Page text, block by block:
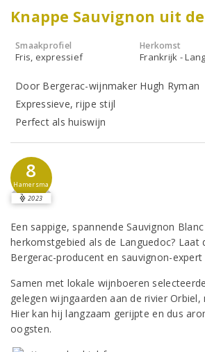
Knappe Sauvignon uit
Smaakprofiel
Fris, expressief
Herkomst
Frankrijk -
Door Bergerac-wijnmaker Hugh Ryman
Expressieve, rijpe stijl
Perfect als huiswijn
8
Hamersma
2023
Een sappige, spannende Sauvignon
herkomstgebied als de Languedoc? Laat
Bergerac-producent en sauvignon-expert
Samen met lokale wijnboeren
gelegen wijngaarden aan de rivier Orbiel,
Hier kan hij langzaam gerijpte en dus
oogsten.